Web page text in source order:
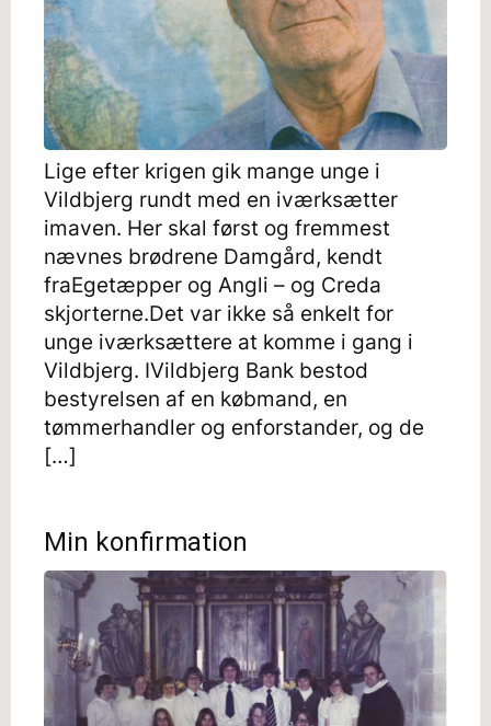
Lige efter krigen gik mange unge i
Vildbjerg rundt med en iværksætter
imaven. Her skal først og fremmest
nævnes brødrene Damgård, kendt
fraEgetæpper og Angli – og Creda
skjorterne.Det var ikke så enkelt for
unge iværksættere at komme i gang i
Vildbjerg. IVildbjerg Bank bestod
bestyrelsen af en købmand, en
tømmerhandler og enforstander, og de
[…]
Min konfirmation